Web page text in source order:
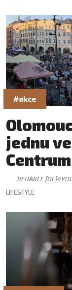
#akce
jednu
skvělá
REDAKCE
LIFESTYLE